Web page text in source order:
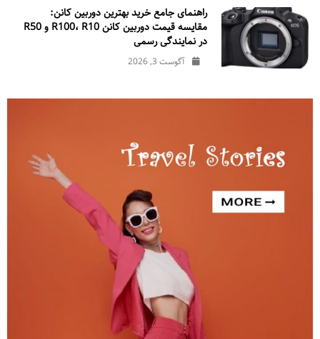
راهنمای جامع خرید بهترین دوربین کانن:
مقایسه قیمت دوربین کانن R100، R10 و R50
در نمایندگی رسمی
آگوست 3, 2026